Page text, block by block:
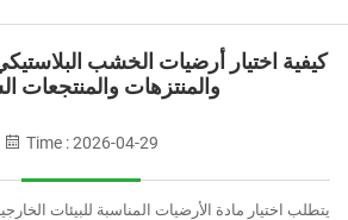
كيفية اختيار أرضيات الخشب
والمنتزهات والمنتجعات
Time : 2026-04-29
يتطلب اختيار مادة الأرضيات المناسبة للبيئات